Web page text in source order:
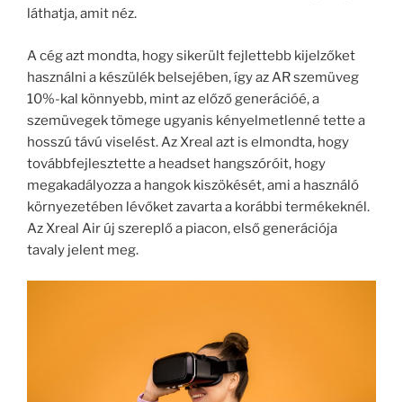
láthatja, amit néz.
A cég azt mondta, hogy sikerült fejlettebb kijelzőket
használni a készülék belsejében, így az AR szemüveg
10%-kal könnyebb, mint az előző generációé, a
szemüvegek tömege ugyanis kényelmetlenné tette a
hosszú távú viselést. Az Xreal azt is elmondta, hogy
továbbfejlesztette a headset hangszóróit, hogy
megakadályozza a hangok kiszökését, ami a használó
környezetében lévőket zavarta a korábbi termékeknél.
Az Xreal Air új szereplő a piacon, első generációja
tavaly jelent meg.